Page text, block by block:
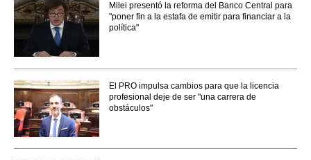
Milei presentó la reforma del Banco Central para
"poner fin a la estafa de emitir para financiar a la
política"
El PRO impulsa cambios para que la licencia
profesional deje de ser "una carrera de
obstáculos"